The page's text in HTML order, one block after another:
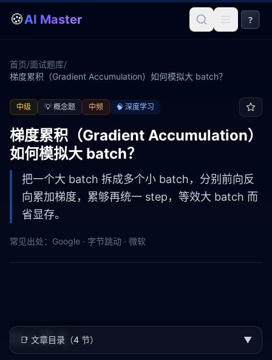
🍪AI Master ?
首页/面试题库/
梯度累积（Gradient Accumulation）如何模拟大 batch？
中级 💡 概念题 中频 🧠 深度学习
梯度累积（Gradient Accumulation）
如何模拟大 batch？
把一个大 batch 拆成多个小 batch，分别前向反
向累加梯度，累够再统一 step，等效大 batch 而
省显存。
常见出处： Google · 字节跳动 · 微软
📑 文章目录（4 节） ▼
核心要点